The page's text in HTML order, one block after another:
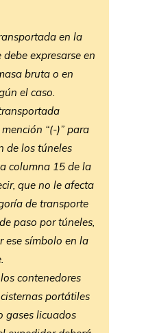
en la
expresarse en
bruta o en
el caso.
“(-)” para
de los túneles
columna 15 de la
que no le afecta
de transporte
paso por túneles,
ese símbolo en la
contenedores
portátiles
gases licuados